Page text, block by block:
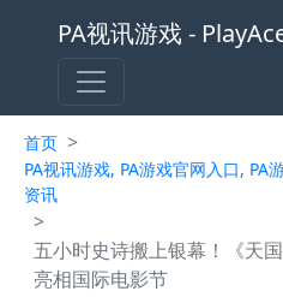
PA视讯游戏 -
首页 >
PA视讯游戏, PA游戏官网入口, PA
资讯
>
五小时史诗搬上银幕！《天
亮相国际电影节